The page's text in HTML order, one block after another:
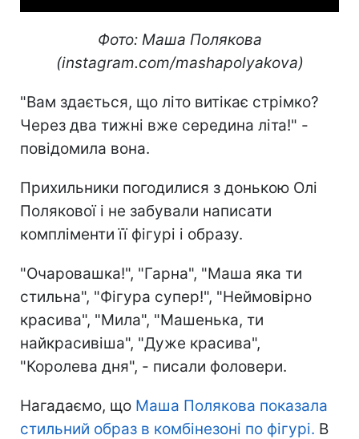
Фото: Маша Полякова
(instagram.com/mashapolyakova)
"Вам здається, що літо витікає стрімко?
Через два тижні вже середина літа!" -
повідомила вона.
Прихильники погодилися з донькою Олі
Полякової і не забували написати
компліменти її фігурі і образу.
"Очаровашка!", "Гарна", "Маша яка ти
стильна", "Фігура супер!", "Неймовірно
красива", "Мила", "Машенька, ти
найкрасивіша", "Дуже красива",
"Королева дня", - писали фоловери.
Нагадаємо, що Маша Полякова показала
стильний образ в комбінезоні по фігурі. В